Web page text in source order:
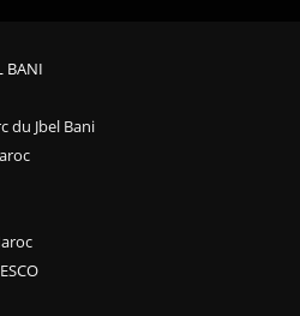
BANI
du Jbel Bani